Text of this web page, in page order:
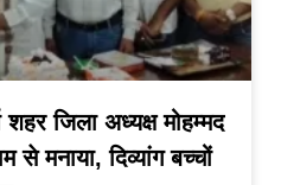
जिला अध्यक्ष मोहम्मद
से मनाया, दिव्यांग बच्चों